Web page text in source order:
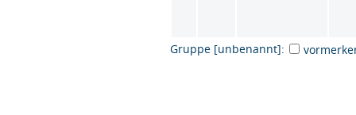
Gruppe [unbenannt]: